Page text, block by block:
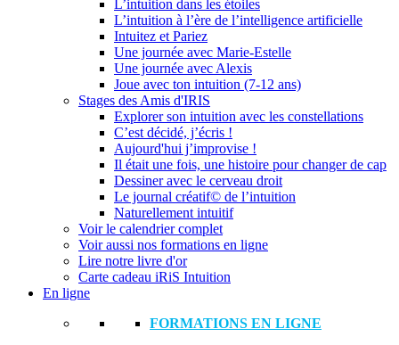
L’intuition dans les étoiles
L’intuition à l’ère de l’intelligence artificielle
Intuitez et Pariez
Une journée avec Marie-Estelle
Une journée avec Alexis
Joue avec ton intuition (7-12 ans)
Stages des Amis d'IRIS
Explorer son intuition avec les constellations
C’est décidé, j’écris !
Aujourd'hui j’improvise !
Il était une fois, une histoire pour changer de cap
Dessiner avec le cerveau droit
Le journal créatif© de l’intuition
Naturellement intuitif
Voir le calendrier complet
Voir aussi nos formations en ligne
Lire notre livre d'or
Carte cadeau iRiS Intuition
En ligne
FORMATIONS EN LIGNE